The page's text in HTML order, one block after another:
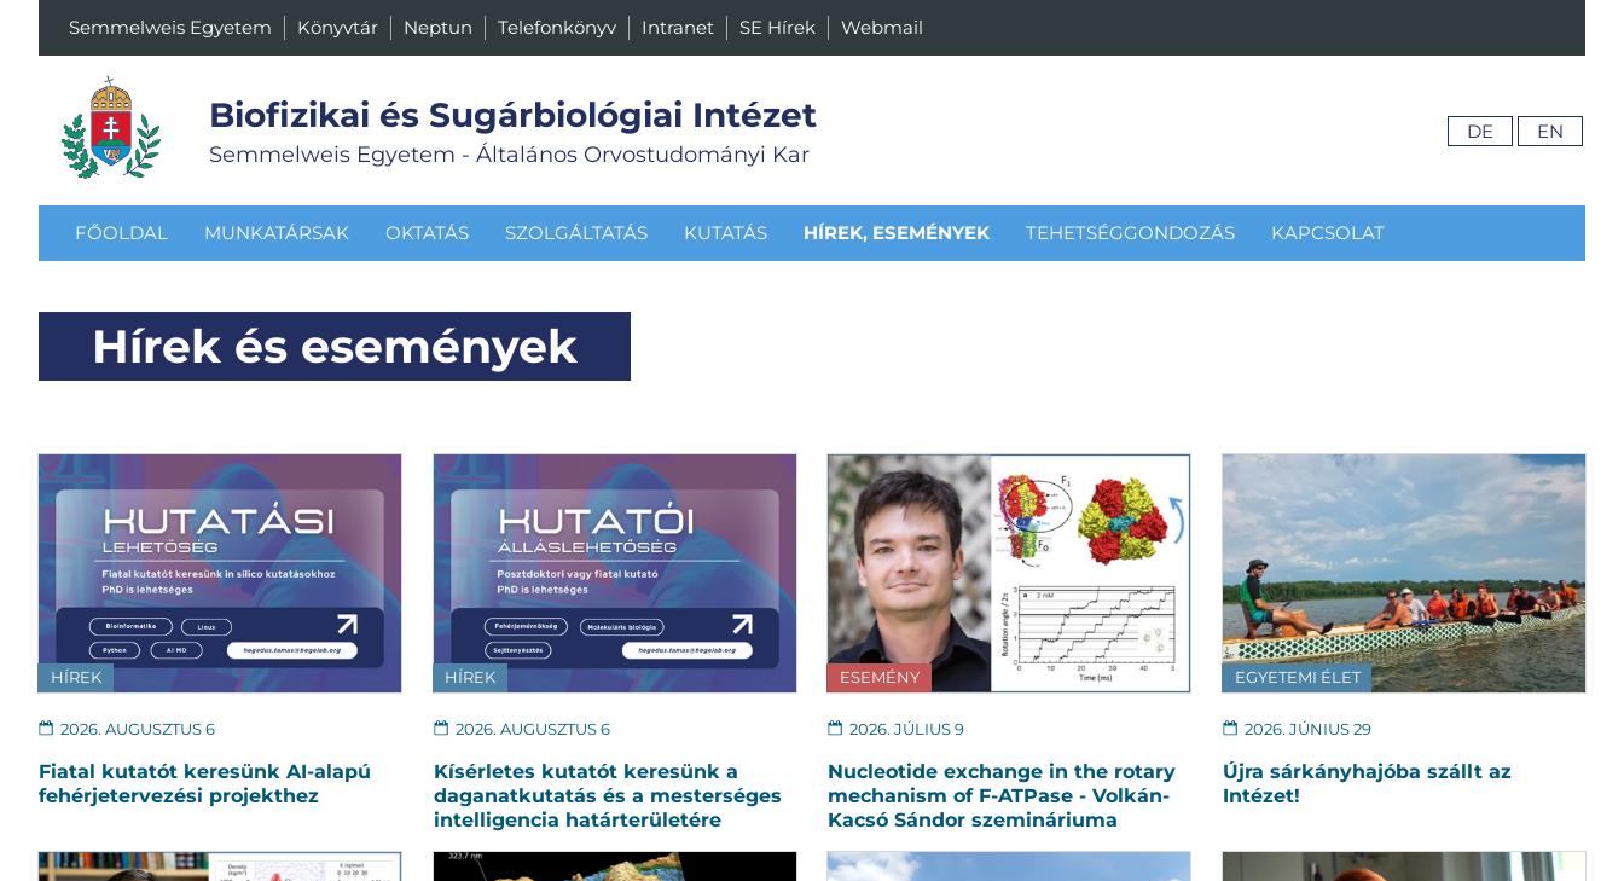
Semmelweis Egyetem Könyvtár Neptun Telefonkönyv Intranet SE Hírek Webmail
Biofizikai és Sugárbiológiai Intézet
Semmelweis Egyetem - Általános Orvostudományi Kar
DE EN
FŐOLDAL MUNKATÁRSAK OKTATÁS SZOLGÁLTATÁS KUTATÁS HÍREK, ESEMÉNYEK TEHETSÉGGONDOZÁS KAPCSOLAT
Hírek és események
HÍREK
2026. AUGUSZTUS 6
Fiatal kutatót keresünk AI-alapú
fehérjetervezési projekthez
HÍREK
2026. AUGUSZTUS 6
Kísérletes kutatót keresünk a
daganatkutatás és a mesterséges
intelligencia határterületére
ESEMÉNY
2026. JÚLIUS 9
Nucleotide exchange in the rotary
mechanism of F-ATPase - Volkán-
Kacsó Sándor szemináriuma
EGYETEMI ÉLET
2026. JÚNIUS 29
Újra sárkányhajóba szállt az
Intézet!